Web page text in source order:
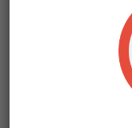
Gli effetti arrivano
calma euforica
rilassa in profondità,
completamente. È
mentre la mente
Se vuoi qualcosa di